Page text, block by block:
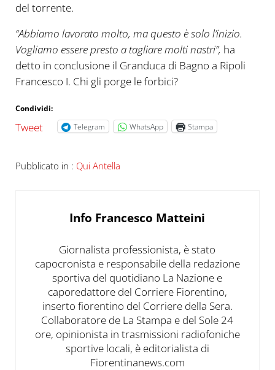
del torrente.
“Abbiamo lavorato molto, ma questo è solo l’inizio.
Vogliamo essere presto a tagliare molti nastri”, ha
detto in conclusione il Granduca di Bagno a Ripoli
Francesco I. Chi gli porge le forbici?
Condividi:
Tweet Telegram WhatsApp Stampa
Pubblicato in : Qui Antella
Info Francesco Matteini
Giornalista professionista, è stato
capocronista e responsabile della redazione
sportiva del quotidiano La Nazione e
caporedattore del Corriere Fiorentino,
inserto fiorentino del Corriere della Sera.
Collaboratore de La Stampa e del Sole 24
ore, opinionista in trasmissioni radiofoniche
sportive locali, è editorialista di
Fiorentinanews.com